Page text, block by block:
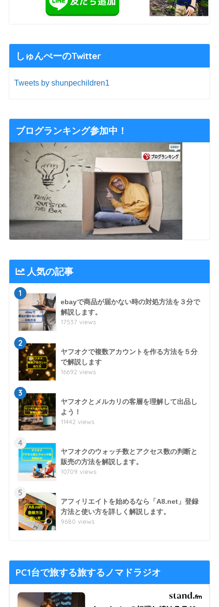
しゅんぺーのTwitter
Tweets by shunpechildren1
ブログランキング参加中！
人気の記事
1
ebayで商品が届かない時の対処方法を３分で
解説します。
17537 views
2
ヤフオクで複数アカウントを作る方法を５分
で解説します
16692 views
3
ヤフオクとメルカリの客層を理解して出品し
よう！
11442 views
4
ヤフオクのウォッチ数とアクセス数の判断と
販売の方法を解説します。
10709 views
5
アフィリエイトを始めるなら「A8.net」登録
方法と使い方を詳しく解説します。
9680 views
PC1台で旅する旅するノマドラジオ